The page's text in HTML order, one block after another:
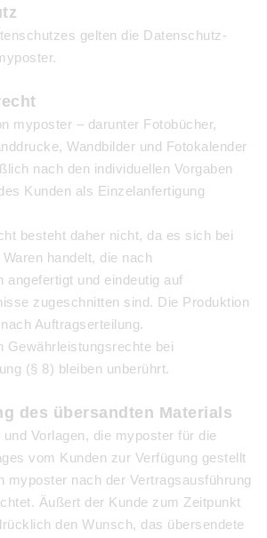
gelten die Datenschutz-
myposter – darunter Fotobücher,
Wandbilder und Fotokalender
nach den individuellen Vorgaben
Kunden als Einzelanfertigung
besteht daher nicht, da es sich bei
handelt, die nach
angefertigt und eindeutig auf
zugeschnitten sind. Die Produktion
Auftragserteilung.
Gewährleistungsrechte bei
(§ 8) bleiben unberührt.
des übersandten Materials
Vorlagen, die myposter für die
vom Kunden zur Verfügung gestellt
myposter nach der Vertragsausführung
Äußert der Kunde zum Zeitpunkt
den Wunsch, das übersendete